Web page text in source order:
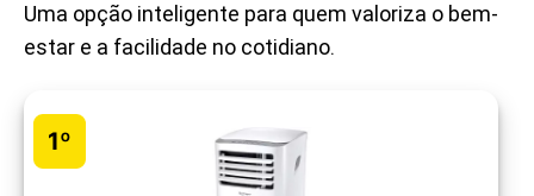
Uma opção inteligente para quem valoriza o bem-
estar e a facilidade no cotidiano.
1º